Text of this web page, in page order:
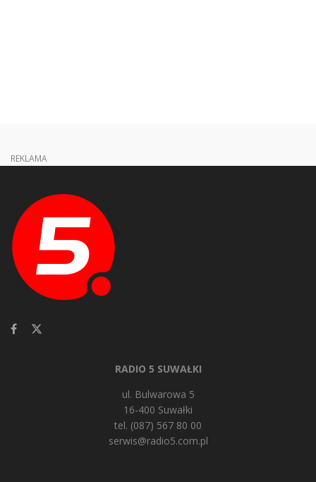
REKLAMA
RADIO 5 SUWAŁKI
ul. Bulwarowa 5
16-400 Suwałki
tel. (087) 567 80 00
serwis@radio5.com.pl